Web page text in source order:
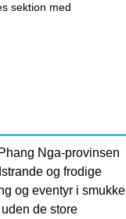
sektion med
Nga-provinsen
og frodige
og eventyr i smukke
de store